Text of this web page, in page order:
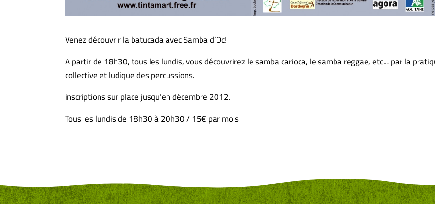
Venez découvrir la batucada avec Samba d’Oc!
A partir de 18h30, tous les lundis, vous découvrirez le samba carioca, le samba reggae, etc… par la
collective et ludique des percussions.
inscriptions sur place jusqu’en décembre 2012.
Tous les lundis de 18h30 à 20h30 / 15€ par mois